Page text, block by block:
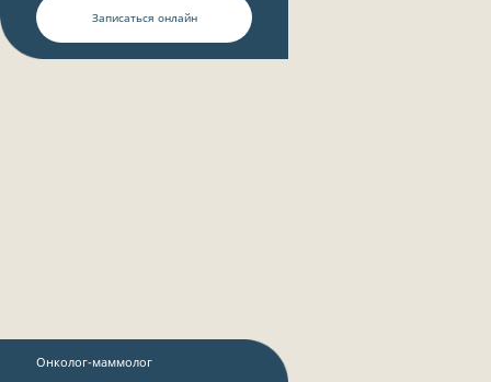
Записаться онлайн
Онколог-маммолог